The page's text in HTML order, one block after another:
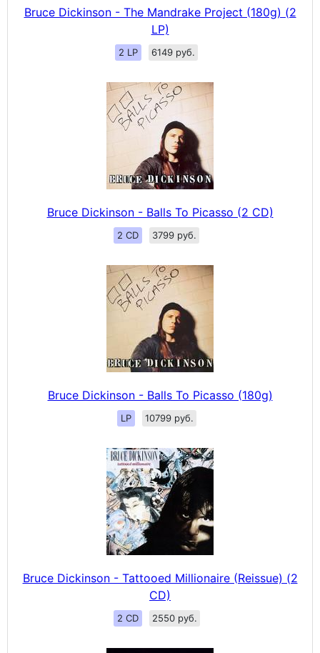
Bruce Dickinson - The Mandrake Project (180g) (2
LP)
2 LP 6149 руб.
Bruce Dickinson - Balls To Picasso (2 CD)
2 CD 3799 руб.
Bruce Dickinson - Balls To Picasso (180g)
LP 10799 руб.
Bruce Dickinson - Tattooed Millionaire (Reissue) (2
CD)
2 CD 2550 руб.